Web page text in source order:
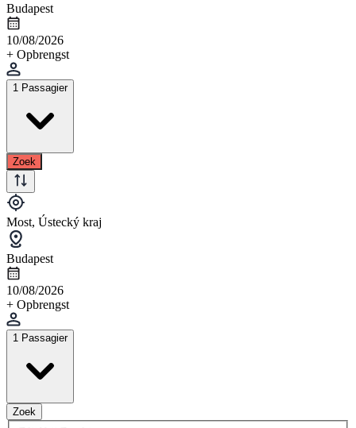
Budapest
10/08/2026
+ Opbrengst
1 Passagier
Zoek
Most, Ústecký kraj
Budapest
10/08/2026
+ Opbrengst
1 Passagier
Zoek